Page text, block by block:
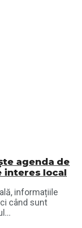
agenda de
interes local
informațiile
când sunt